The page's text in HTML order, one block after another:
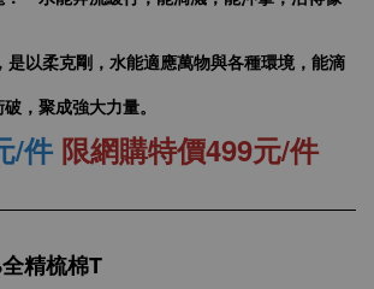
面中性 短袖T恤 百搭T恤 潮牌品質
環紡棉 亞洲版型 經典合身12色可選
以柔克剛，水能適應萬物與各種環境，能滴
，聚成強大力量。
/件 限網購特價499元/件
精梳棉T